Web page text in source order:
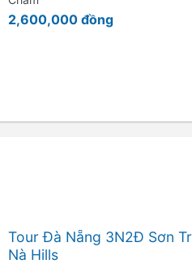
2,600,000 đồng
Tour Đà Nẵng 3N2Đ Sơn
Nà Hills